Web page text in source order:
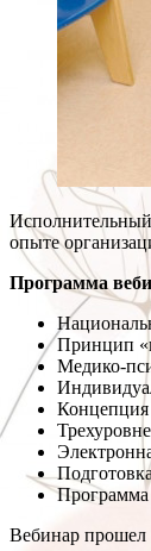
опыте
Программа
Принцип
Медико-
Программа
Вебинар прошел